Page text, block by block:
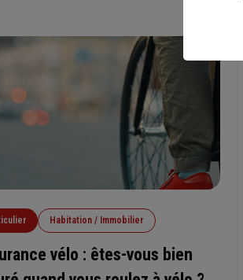
Habitation / Immobilier
vélo : êtes-vous bien